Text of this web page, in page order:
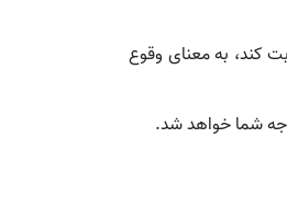
کند، به معنای وقوع
شما خواهد شد.